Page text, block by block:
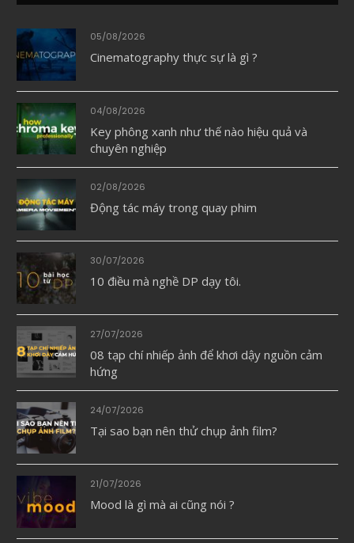
05/08/2026
Cinematography thực sự là gì ?
04/08/2026
Key phông xanh như thế nào hiệu quả và
chuyên nghiệp
02/08/2026
Động tác máy trong quay phim
30/07/2026
10 điều mà nghề DP dạy tôi.
27/07/2026
08 tạp chí nhiếp ảnh để khơi dậy nguồn cảm
hứng
24/07/2026
Tại sao bạn nên thử chụp ảnh film?
21/07/2026
Mood là gì mà ai cũng nói ?